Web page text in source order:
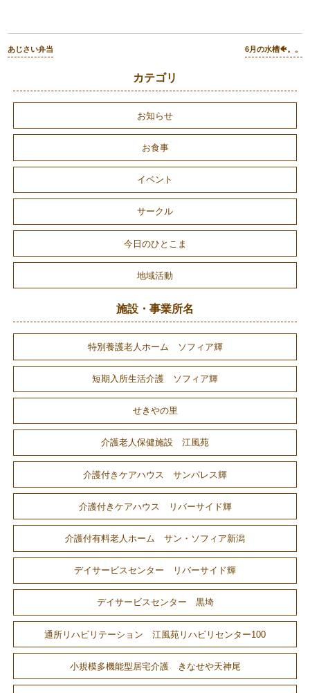
あじさい弁当 6月の水槽🐠。。
カテゴリ
お知らせ
お食事
イベント
サークル
今日のひとこま
地域活動
施設・事業所名
特別養護老人ホーム ソフィア輝
短期入所生活介護 ソフィア輝
せきやの里
介護老人保健施設 江風苑
介護付きケアハウス サンパレス輝
介護付きケアハウス リバーサイド輝
介護付有料老人ホーム サン・ソフィア新潟
デイサービスセンター リバーサイド輝
デイサービスセンター 黒埼
通所リハビリテーション 江風苑リハビリセンター100
小規模多機能型居宅介護 きなせや天神尾